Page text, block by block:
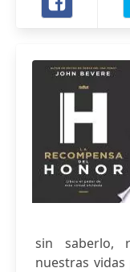
sin saberlo,
nuestras